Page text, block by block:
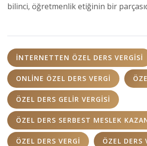
bilinci, öğretmenlik etiğinin bir
INTERNETTEN ÖZEL DERS VERGISI
ONLINE ÖZEL DERS VERGI
ÖZEL DERS GELIR VERGISI
ÖZEL DERS SERBEST MESLEK
ÖZEL DERS VERGI ÖZEL DERS